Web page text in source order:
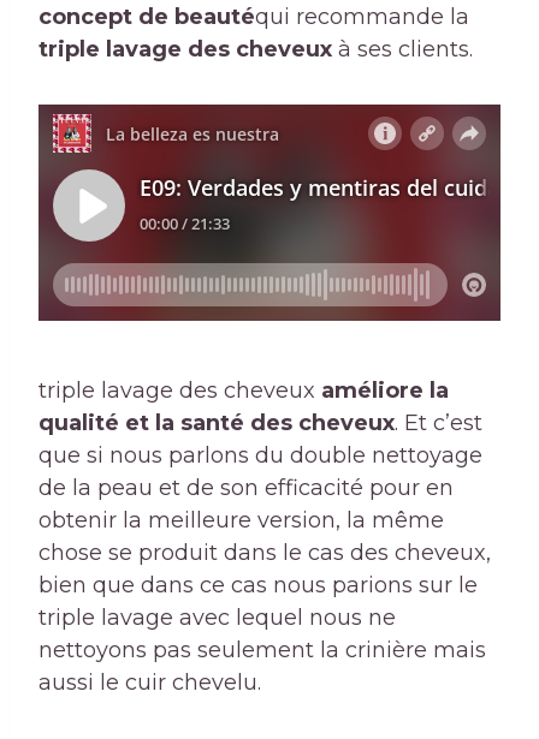
concept de beautéqui recommande la
triple lavage des cheveux à ses clients.
triple lavage des cheveux améliore la
qualité et la santé des cheveux. Et c’est
que si nous parlons du double nettoyage
de la peau et de son efficacité pour en
obtenir la meilleure version, la même
chose se produit dans le cas des cheveux,
bien que dans ce cas nous parions sur le
triple lavage avec lequel nous ne
nettoyons pas seulement la crinière mais
aussi le cuir chevelu.